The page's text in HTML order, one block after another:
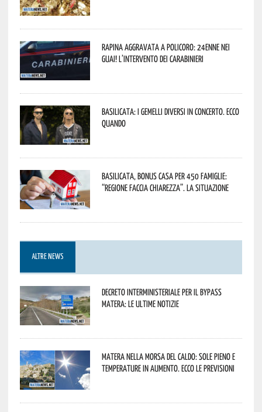
Rapina aggravata a Policoro: 24enne nei
guai! L’intervento dei Carabinieri
Basilicata: i Gemelli DiVersi in concerto. Ecco
quando
Basilicata, Bonus casa per 450 famiglie:
“Regione faccia chiarezza”. La situazione
ALTRE NEWS
Decreto interministeriale per il Bypass
Matera: le ultime notizie
Matera nella morsa del caldo: sole pieno e
temperature in aumento. Ecco le previsioni